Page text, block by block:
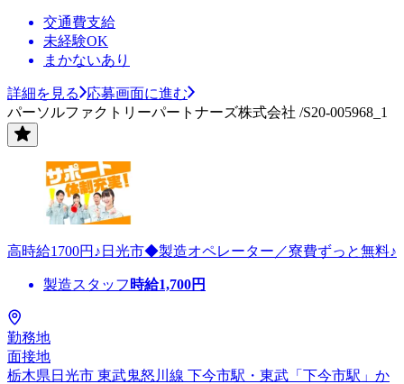
交通費支給
未経験OK
まかないあり
詳細を見る
応募画面に進む
パーソルファクトリーパートナーズ株式会社 /S20-005968_1
高時給1700円♪日光市◆製造オペレーター／寮費ずっと無料♪
製造スタッフ 時給1,700円
勤務地
面接地
栃木県日光市 東武鬼怒川線 下今市駅・東武「下今市駅」か